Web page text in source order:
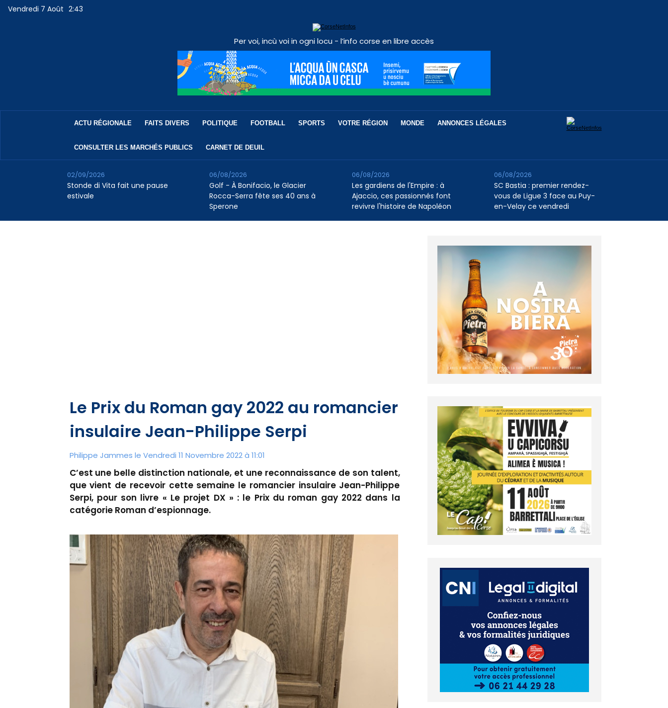
Vendredi 7 Août 2:43
Per voi, incù voi in ogni locu - l’info corse en libre accès
ACTU RÉGIONALE FAITS DIVERS POLITIQUE FOOTBALL SPORTS VOTRE RÉGION MONDE ANNONCES LÉGALES
CONSULTER LES MARCHÉS PUBLICS CARNET DE DEUIL
Stonde di Vita fait une pause
estivale
02/09/2026
Golf - À Bonifacio, le Glacier
Rocca-Serra fête ses 40 ans à
Sperone
06/08/2026
Les gardiens de l'Empire : à
Ajaccio, ces passionnés font
revivre l'histoire de Napoléon
06/08/2026
SC Bastia : premier rendez-
vous de Ligue 3 face au Puy-
en-Velay ce vendredi
06/08/2026
Le Prix du Roman gay 2022 au romancier
insulaire Jean-Philippe Serpi
Philippe Jammes le Vendredi 11 Novembre 2022 à 11:01
C’est une belle distinction nationale, et une reconnaissance de son talent,
que vient de recevoir cette semaine le romancier insulaire Jean-Philippe
Serpi, pour son livre « Le projet DX » : le Prix du roman gay 2022 dans la
catégorie Roman d’espionnage.